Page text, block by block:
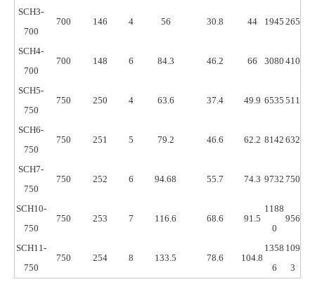
SCH3-
700
700 146 4 56 30.8 44 1945 265
SCH4-
700
700 148 6 84.3 46.2 66 3080 410
SCH5-
750
750 250 4 63.6 37.4 49.9 6535 511
SCH6-
750
750 251 5 79.2 46.6 62.2 8142 632
SCH7-
750
750 252 6 94.68 55.7 74.3 9732 750
SCH10-
750
750 253 7 116.6 68.6 91.5
1188
0
956
SCH11-
750
750 254 8 133.5 78.6 104.8
1358
6
109
3